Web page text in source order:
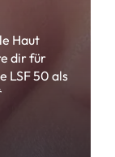
Haut
dir für
LSF 50 als